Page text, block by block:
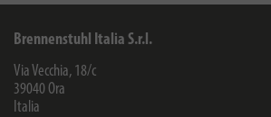
Brennenstuhl Italia S.r.l.
Via Vecchia, 18/c
39040Ora
Italia